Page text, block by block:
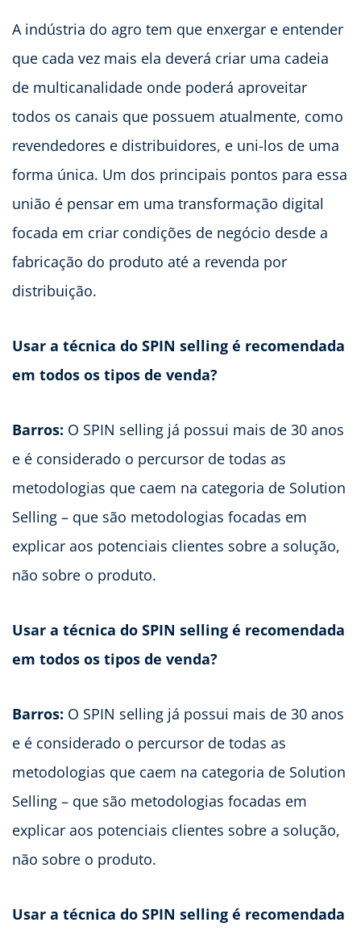
A indústria do agro tem que enxergar e entender
que cada vez mais ela deverá criar uma cadeia
de multicanalidade onde poderá aproveitar
todos os canais que possuem atualmente, como
revendedores e distribuidores, e uni-los de uma
forma única. Um dos principais pontos para essa
união é pensar em uma transformação digital
focada em criar condições de negócio desde a
fabricação do produto até a revenda por
distribuição.
Usar a técnica do SPIN selling é recomendada
em todos os tipos de venda?
Barros: O SPIN selling já possui mais de 30 anos
e é considerado o percursor de todas as
metodologias que caem na categoria de Solution
Selling – que são metodologias focadas em
explicar aos potenciais clientes sobre a solução,
não sobre o produto.
Usar a técnica do SPIN selling é recomendada
em todos os tipos de venda?
Barros: O SPIN selling já possui mais de 30 anos
e é considerado o percursor de todas as
metodologias que caem na categoria de Solution
Selling – que são metodologias focadas em
explicar aos potenciais clientes sobre a solução,
não sobre o produto.
Usar a técnica do SPIN selling é recomendada